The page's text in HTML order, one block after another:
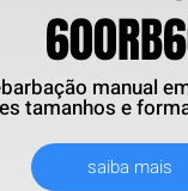
manual
tamanhos e
saiba mais